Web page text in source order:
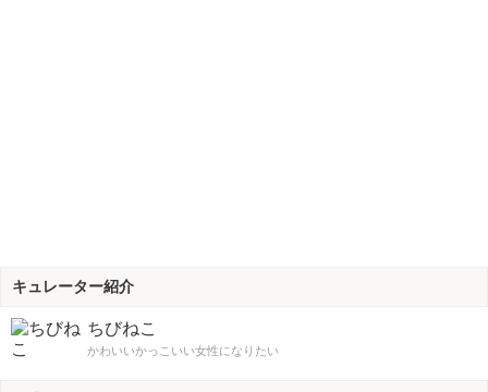
キュレーター紹介
ちびねこ
かわいいかっこいい女性になりたい